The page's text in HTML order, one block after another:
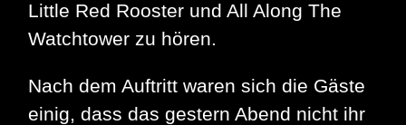
Little Red Rooster und All Along The
Watchtower zu hören.
Nach dem Auftritt waren sich die Gäste
einig, dass das gestern Abend nicht ihr